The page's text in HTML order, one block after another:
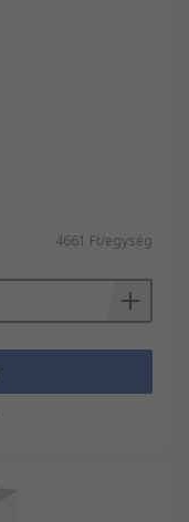
4661 Ft/egység